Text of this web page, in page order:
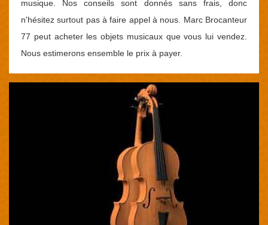
musique. Nos conseils sont donnés sans frais, donc
n'hésitez surtout pas à faire appel à nous. Marc Brocanteur
77 peut acheter les objets musicaux que vous lui vendez.
Nous estimerons ensemble le prix à payer.